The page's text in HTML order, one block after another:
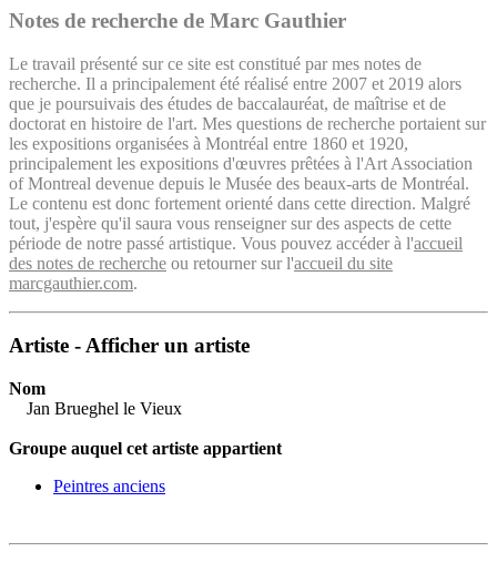
Notes de recherche de Marc Gauthier
Le travail présenté sur ce site est constitué par mes notes de
recherche. Il a principalement été réalisé entre 2007 et 2019 alors
que je poursuivais des études de baccalauréat, de maîtrise et de
doctorat en histoire de l'art. Mes questions de recherche portaient sur
les expositions organisées à Montréal entre 1860 et 1920,
principalement les expositions d'œuvres prêtées à l'Art Association
of Montreal devenue depuis le Musée des beaux-arts de Montréal.
Le contenu est donc fortement orienté dans cette direction. Malgré
tout, j'espère qu'il saura vous renseigner sur des aspects de cette
période de notre passé artistique. Vous pouvez accéder à l'accueil
des notes de recherche ou retourner sur l'accueil du site
marcgauthier.com.
Artiste - Afficher un artiste
Nom
Jan Brueghel le Vieux
Groupe auquel cet artiste appartient
Peintres anciens